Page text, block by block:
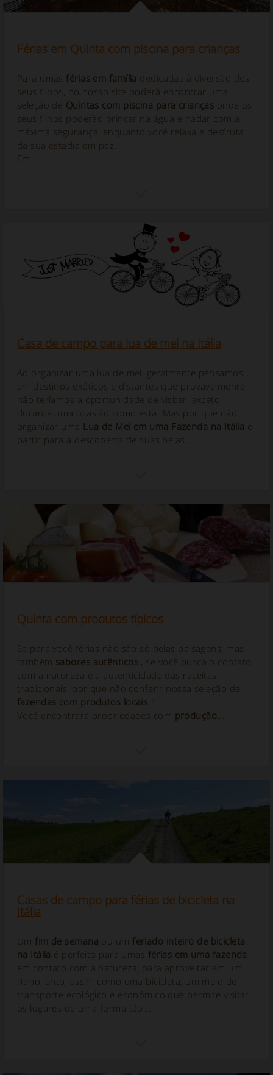
Férias em Quinta com piscina para crianças
Para umas férias em família dedicadas à diversão dos
seus filhos, no nosso site poderá encontrar uma
seleção de Quintas com piscina para crianças onde os
seus filhos poderão brincar na água e nadar com a
máxima segurança, enquanto você relaxa e desfruta
da sua estadia em paz.
Em...
Casa de campo para lua de mel na Itália
Ao organizar uma lua de mel, geralmente pensamos
em destinos exóticos e distantes que provavelmente
não teríamos a oportunidade de visitar, exceto
durante uma ocasião como esta. Mas por que não
organizar uma Lua de Mel em uma Fazenda na Itália e
partir para a descoberta de suas belas...
Quinta com produtos típicos
Se para você férias não são só belas paisagens, mas
também sabores autênticos, se você busca o contato
com a natureza e a autenticidade das receitas
tradicionais, por que não conferir nossa seleção de
fazendas com produtos locais ?
Você encontrará propriedades com produção...
Casas de campo para férias de bicicleta na
Itália
Um fim de semana ou um feriado inteiro de bicicleta
na Itália é perfeito para umas férias em uma fazenda
em contato com a natureza, para aproveitar em um
ritmo lento, assim como uma bicicleta, um meio de
transporte ecológico e econômico que permite visitar
os lugares de uma forma tão...